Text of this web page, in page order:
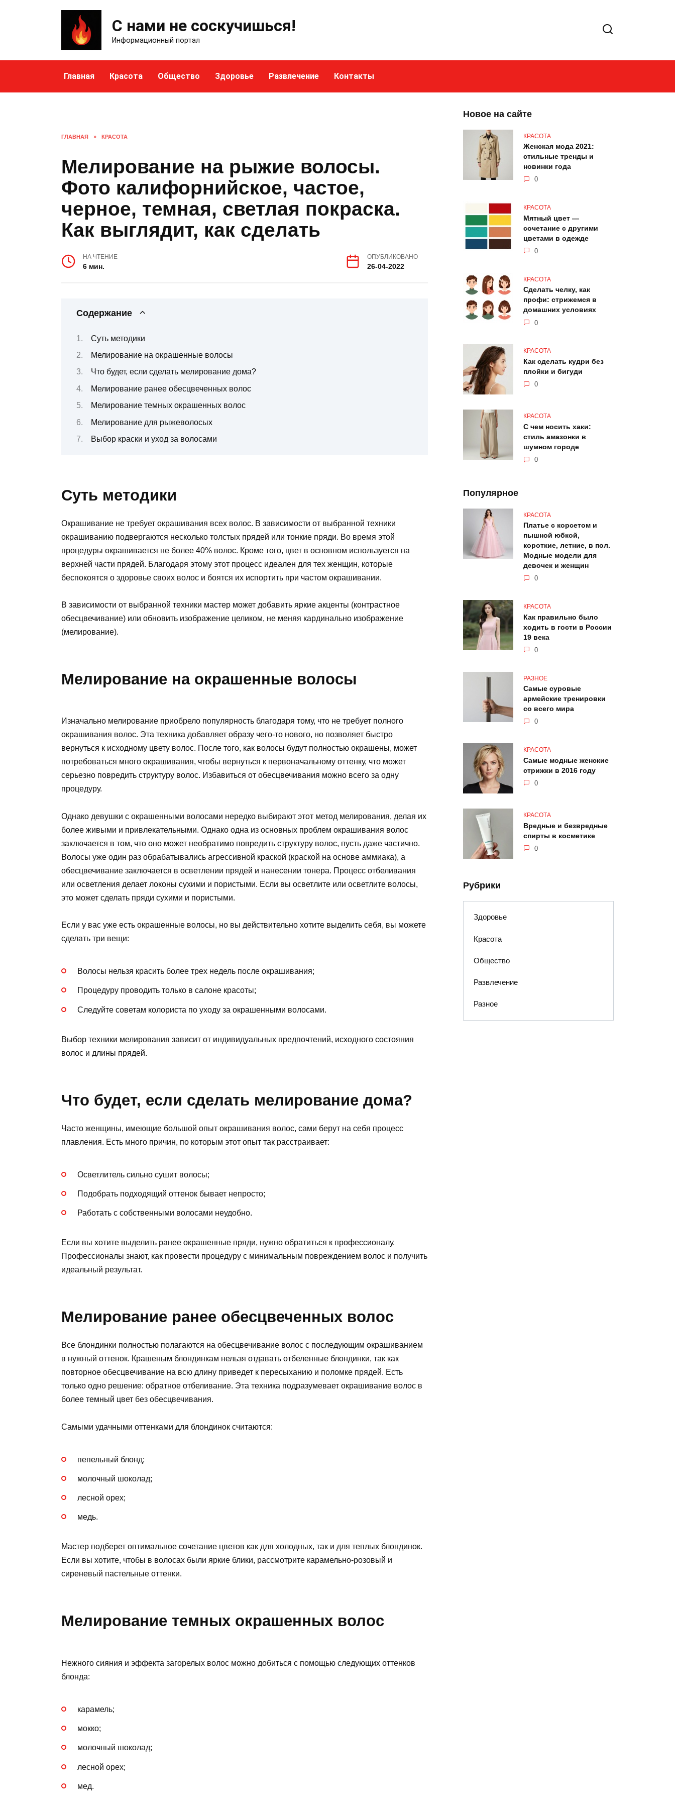
С нами не соскучишься!
Информационный портал
Главная Красота Общество Здоровье Развлечение Контакты
ГЛАВНАЯ » КРАСОТА
Мелирование на рыжие волосы.
Фото калифорнийское, частое,
черное, темная, светлая покраска.
Как выглядит, как сделать
НА ЧТЕНИЕ
6 мин.
ОПУБЛИКОВАНО
26-04-2022
Содержание
Суть методики
Мелирование на окрашенные волосы
Что будет, если сделать мелирование дома?
Мелирование ранее обесцвеченных волос
Мелирование темных окрашенных волос
Мелирование для рыжеволосых
Выбор краски и уход за волосами
Суть методики
Окрашивание не требует окрашивания всех волос. В зависимости от выбранной техники
окрашиванию подвергаются несколько толстых прядей или тонкие пряди. Во время этой
процедуры окрашивается не более 40% волос. Кроме того, цвет в основном используется на
верхней части прядей. Благодаря этому этот процесс идеален для тех женщин, которые
беспокоятся о здоровье своих волос и боятся их испортить при частом окрашивании.
В зависимости от выбранной техники мастер может добавить яркие акценты (контрастное
обесцвечивание) или обновить изображение целиком, не меняя кардинально изображение
(мелирование).
Мелирование на окрашенные волосы
Изначально мелирование приобрело популярность благодаря тому, что не требует полного
окрашивания волос. Эта техника добавляет образу чего-то нового, но позволяет быстро
вернуться к исходному цвету волос. После того, как волосы будут полностью окрашены, может
потребоваться много окрашивания, чтобы вернуться к первоначальному оттенку, что может
серьезно повредить структуру волос. Избавиться от обесцвечивания можно всего за одну
процедуру.
Однако девушки с окрашенными волосами нередко выбирают этот метод мелирования, делая их
более живыми и привлекательными. Однако одна из основных проблем окрашивания волос
заключается в том, что оно может необратимо повредить структуру волос, пусть даже частично.
Волосы уже один раз обрабатывались агрессивной краской (краской на основе аммиака), а
обесцвечивание заключается в осветлении прядей и нанесении тонера. Процесс отбеливания
или осветления делает локоны сухими и пористыми. Если вы осветлите или осветлите волосы,
это может сделать пряди сухими и пористыми.
Если у вас уже есть окрашенные волосы, но вы действительно хотите выделить себя, вы можете
сделать три вещи:
Волосы нельзя красить более трех недель после окрашивания;
Процедуру проводить только в салоне красоты;
Следуйте советам колориста по уходу за окрашенными волосами.
Выбор техники мелирования зависит от индивидуальных предпочтений, исходного состояния
волос и длины прядей.
Что будет, если сделать мелирование дома?
Часто женщины, имеющие большой опыт окрашивания волос, сами берут на себя процесс
плавления. Есть много причин, по которым этот опыт так расстраивает:
Осветлитель сильно сушит волосы;
Подобрать подходящий оттенок бывает непросто;
Работать с собственными волосами неудобно.
Если вы хотите выделить ранее окрашенные пряди, нужно обратиться к профессионалу.
Профессионалы знают, как провести процедуру с минимальным повреждением волос и получить
идеальный результат.
Мелирование ранее обесцвеченных волос
Все блондинки полностью полагаются на обесцвечивание волос с последующим окрашиванием
в нужный оттенок. Крашеным блондинкам нельзя отдавать отбеленные блондинки, так как
повторное обесцвечивание на всю длину приведет к пересыханию и поломке прядей. Есть
только одно решение: обратное отбеливание. Эта техника подразумевает окрашивание волос в
более темный цвет без обесцвечивания.
Самыми удачными оттенками для блондинок считаются:
пепельный блонд;
молочный шоколад;
лесной орех;
медь.
Мастер подберет оптимальное сочетание цветов как для холодных, так и для теплых блондинок.
Если вы хотите, чтобы в волосах были яркие блики, рассмотрите карамельно-розовый и
сиреневый пастельные оттенки.
Мелирование темных окрашенных волос
Нежного сияния и эффекта загорелых волос можно добиться с помощью следующих оттенков
блонда:
карамель;
мокко;
молочный шоколад;
лесной орех;
мед.
Новое на сайте
КРАСОТА
Женская мода 2021:
стильные тренды и
новинки года
0
КРАСОТА
Мятный цвет —
сочетание с другими
цветами в одежде
0
КРАСОТА
Сделать челку, как
профи: стрижемся в
домашних условиях
0
КРАСОТА
Как сделать кудри без
плойки и бигуди
0
КРАСОТА
С чем носить хаки:
стиль амазонки в
шумном городе
0
Популярное
КРАСОТА
Платье с корсетом и
пышной юбкой,
короткие, летние, в пол.
Модные модели для
девочек и женщин
0
КРАСОТА
Как правильно было
ходить в гости в России
19 века
0
РАЗНОЕ
Самые суровые
армейские тренировки
со всего мира
0
КРАСОТА
Самые модные женские
стрижки в 2016 году
0
КРАСОТА
Вредные и безвредные
спирты в косметике
0
Рубрики
Здоровье
Красота
Общество
Развлечение
Разное